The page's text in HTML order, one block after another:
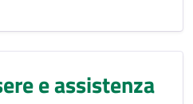
e assistenza